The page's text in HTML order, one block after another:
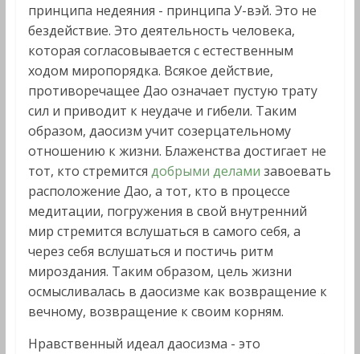
принципа недеяния - принципа У-вэй. Это не
бездействие. Это деятельность человека,
которая согласовывается с естественным
ходом миропорядка. Всякое действие,
противоречащее Дао означает пустую трату
сил и приводит к неудаче и гибели. Таким
образом, даосизм учит созерцательному
отношению к жизни. Блаженства достигает не
тот, кто стремится добрыми делами завоевать
расположение Дао, а тот, кто в процессе
медитации, погружения в свой внутренний
мир стремится вслушаться в самого себя, а
через себя вслушаться и постичь ритм
мироздания. Таким образом, цель жизни
осмысливалась в даосизме как возвращение к
вечному, возвращение к своим корням.
Нравственный идеал даосизма - это